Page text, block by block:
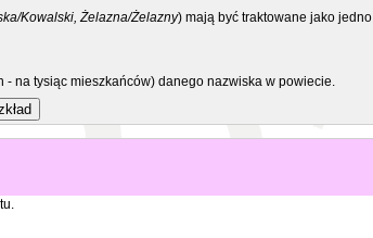
Kowalski, Żelazna/Żelazny) mają być traktowane jako jedno
- na tysiąc mieszkańców) danego nazwiska w powiecie.